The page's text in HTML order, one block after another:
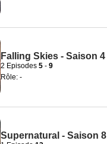
Falling Skies - Saison 4
2 Episodes 5 - 9
Rôle: -
Supernatural - Saison 8